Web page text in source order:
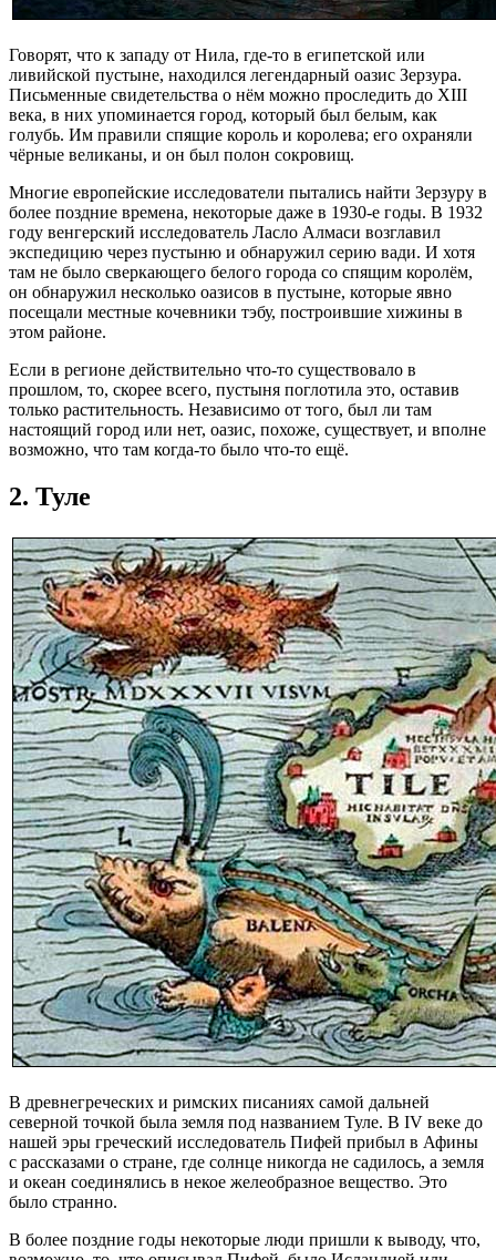
Говорят, что к западу от Нила, где-то в египетской или
ливийской пустыне, находился легендарный оазис Зерзура.
Письменные свидетельства о нём можно проследить до XIII
века, в них упоминается город, который был белым, как
голубь. Им правили спящие король и королева; его охраняли
чёрные великаны, и он был полон сокровищ.
Многие европейские исследователи пытались найти Зерзуру в
более поздние времена, некоторые даже в 1930-е годы. В 1932
году венгерский исследователь Ласло Алмаси возглавил
экспедицию через пустыню и обнаружил серию вади. И хотя
там не было сверкающего белого города со спящим королём,
он обнаружил несколько оазисов в пустыне, которые явно
посещали местные кочевники тэбу, построившие хижины в
этом районе.
Если в регионе действительно что-то существовало в
прошлом, то, скорее всего, пустыня поглотила это, оставив
только растительность. Независимо от того, был ли там
настоящий город или нет, оазис, похоже, существует, и вполне
возможно, что там когда-то было что-то ещё.
2. Туле
В древнегреческих и римских писаниях самой дальней
северной точкой была земля под названием Туле. В IV веке до
нашей эры греческий исследователь Пифей прибыл в Афины
с рассказами о стране, где солнце никогда не садилось, а земля
и океан соединялись в некое желеобразное вещество. Это
было странно.
В более поздние годы некоторые люди пришли к выводу, что,